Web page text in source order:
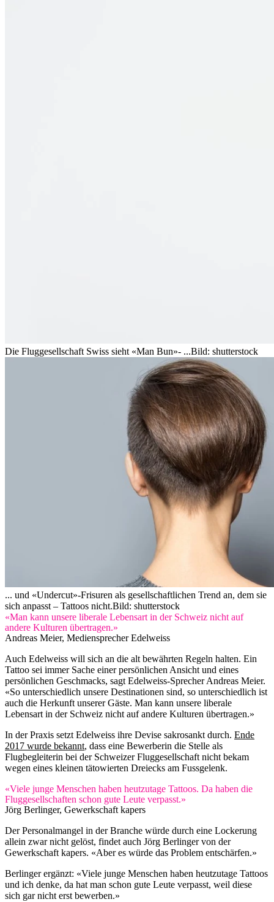
Die Fluggesellschaft Swiss sieht «Man Bun»- ...Bild: shutterstock
... und «Undercut»-Frisuren als gesellschaftlichen Trend an, dem sie
sich anpasst – Tattoos nicht.Bild: shutterstock
«Man kann unsere liberale Lebensart in der Schweiz nicht auf
andere Kulturen übertragen.»
Andreas Meier, Mediensprecher Edelweiss
Auch Edelweiss will sich an die alt bewährten Regeln halten. Ein
Tattoo sei immer Sache einer persönlichen Ansicht und eines
persönlichen Geschmacks, sagt Edelweiss-Sprecher Andreas Meier.
«So unterschiedlich unsere Destinationen sind, so unterschiedlich ist
auch die Herkunft unserer Gäste. Man kann unsere liberale
Lebensart in der Schweiz nicht auf andere Kulturen übertragen.»
In der Praxis setzt Edelweiss ihre Devise sakrosankt durch. Ende
2017 wurde bekannt, dass eine Bewerberin die Stelle als
Flugbegleiterin bei der Schweizer Fluggesellschaft nicht bekam
wegen eines kleinen tätowierten Dreiecks am Fussgelenk.
«Viele junge Menschen haben heutzutage Tattoos. Da haben die
Fluggesellschaften schon gute Leute verpasst.»
Jörg Berlinger, Gewerkschaft kapers
Der Personalmangel in der Branche würde durch eine Lockerung
allein zwar nicht gelöst, findet auch Jörg Berlinger von der
Gewerkschaft kapers. «Aber es würde das Problem entschärfen.»
Berlinger ergänzt: «Viele junge Menschen haben heutzutage Tattoos
und ich denke, da hat man schon gute Leute verpasst, weil diese
sich gar nicht erst bewerben.»